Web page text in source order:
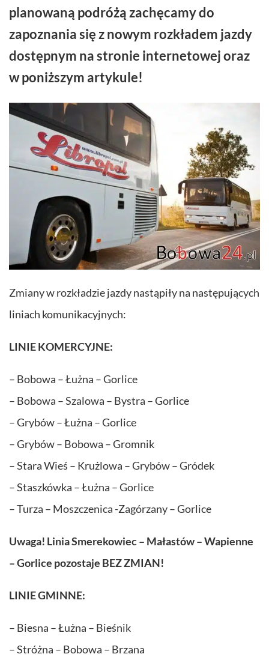
planowaną podróżą zachęcamy do
zapoznania się z nowym rozkładem jazdy
dostępnym na stronie internetowej oraz
w poniższym artykule!
Zmiany w rozkładzie jazdy nastąpiły na następujących
liniach komunikacyjnych:
LINIE KOMERCYJNE:
– Bobowa – Łużna – Gorlice
– Bobowa – Szalowa – Bystra – Gorlice
– Grybów – Łużna – Gorlice
– Grybów – Bobowa – Gromnik
– Stara Wieś – Krużlowa – Grybów – Gródek
– Staszkówka – Łużna – Gorlice
– Turza – Moszczenica -Zagórzany – Gorlice
Uwaga! Linia Smerekowiec – Małastów – Wapienne
– Gorlice pozostaje BEZ ZMIAN!
LINIE GMINNE:
– Biesna – Łużna – Bieśnik
– Stróżna – Bobowa – Brzana